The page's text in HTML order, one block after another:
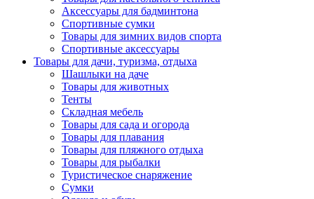
Аксессуары для бадминтона
Спортивные сумки
Товары для зимних видов спорта
Спортивные аксессуары
Товары для дачи, туризма, отдыха
Шашлыки на даче
Товары для животных
Тенты
Складная мебель
Товары для сада и огорода
Товары для плавания
Товары для пляжного отдыха
Товары для рыбалки
Туристическое снаряжение
Сумки